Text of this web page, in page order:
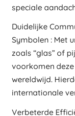
speciale
Duidelijke
Symbolen : Met
zoals “glas” of
voorkomen
wereldwijd.
internationale
Verbeterde